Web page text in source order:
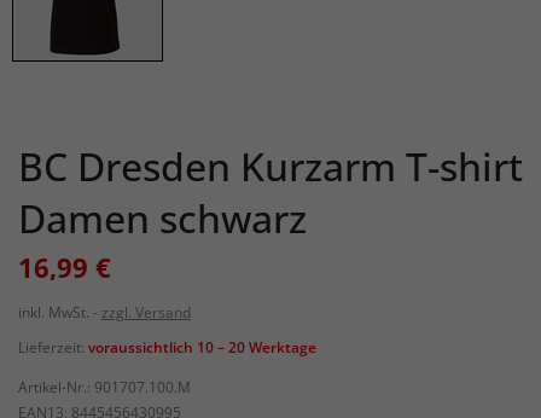
BC Dresden Kurzarm T-shirt
Damen schwarz
16,99 €
inkl. MwSt.
zzgl. Versand
Lieferzeit: voraussichtlich 10 – 20 Werktage
Artikel-Nr.: 901707.100.M
EAN13: 8445456430995